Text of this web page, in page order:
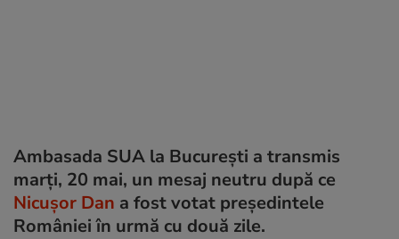
Ambasada SUA la Bucureşti a transmis
marţi, 20 mai, un mesaj neutru după ce
Nicușor Dan a fost votat președintele
României în urmă cu două zile.